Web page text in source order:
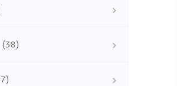
(38)